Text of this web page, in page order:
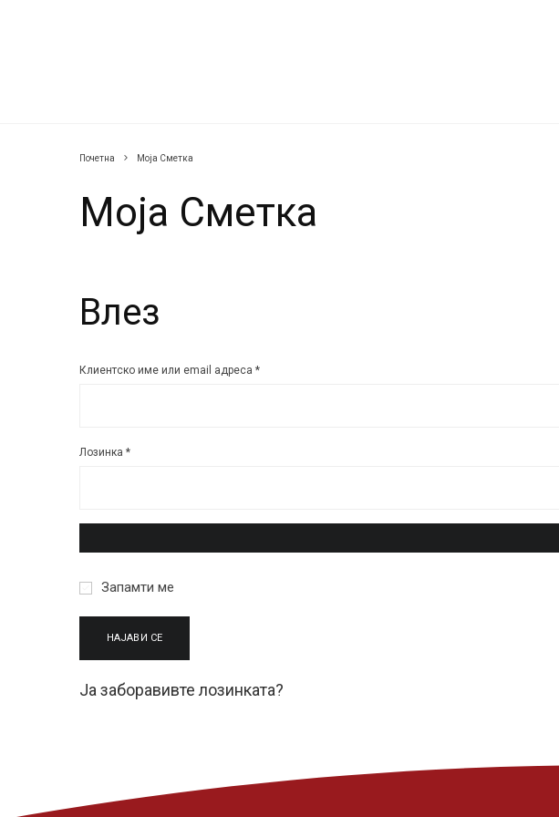
Почетна Моја Сметка
Моја Сметка
Влез
Клиентско име или email адреса *Задолжително
Лозинка *Задолжително
Запамти ме
НАЈАВИ СЕ
Ја заборавивте лозинката?